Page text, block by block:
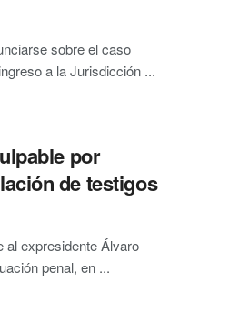
sobre el caso
a la Jurisdicción ...
por
de testigos
al expresidente Álvaro
penal, en ...